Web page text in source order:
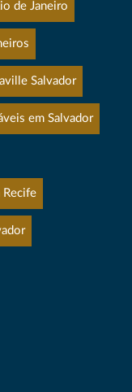
de Janeiro
Salvador
em Salvador
Recife